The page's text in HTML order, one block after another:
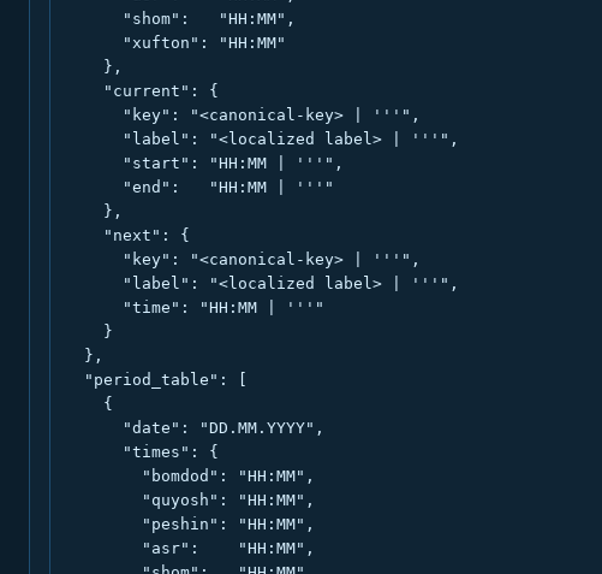
      "shom":   "HH:MM",
      "xufton": "HH:MM"
    },
    "current": {
      "key": "<canonical-key> | '''",
      "label": "<localized label> | '''",
      "start": "HH:MM | '''",
      "end":   "HH:MM | '''"
    },
    "next": {
      "key": "<canonical-key> | '''",
      "label": "<localized label> | '''",
      "time": "HH:MM | '''"
    }
  },
  "period_table": [
    {
      "date": "DD.MM.YYYY",
      "times": {
        "bomdod": "HH:MM",
        "quyosh": "HH:MM",
        "peshin": "HH:MM",
        "asr":    "HH:MM",